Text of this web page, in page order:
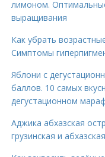
лимоном.
выращивания
Как убрать
Симптомы
Яблони с
баллов. 10 самых
дегустационном
Аджика абхазская
грузинская и